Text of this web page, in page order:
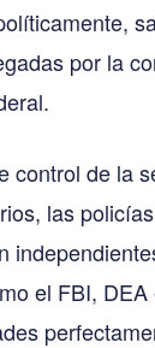
por la
control de la
las
el FBI,